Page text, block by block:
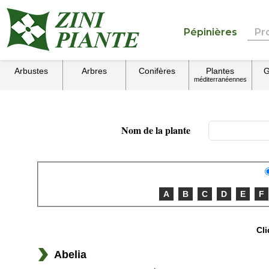
Pépinières
Arbustes Arbres Conifères Plantes
méditerranéennes
Nom de la plante
A B C D E F
Abelia